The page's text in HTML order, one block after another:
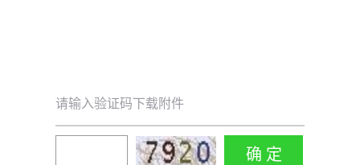
请输入验证码下载附件